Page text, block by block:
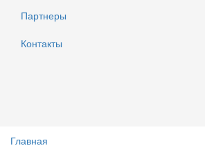
Партнеры
Контакты
Главная